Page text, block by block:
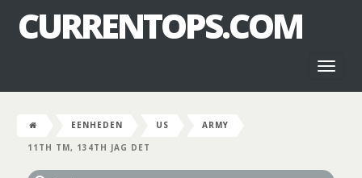
CURRENTOPS.COM
EENHEDEN US
ARMY
11TH TM, 134TH JAG DET